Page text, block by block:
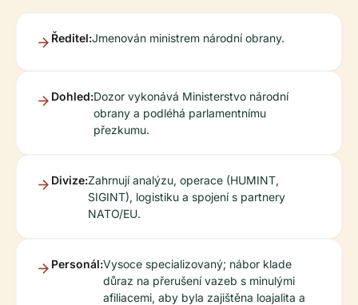
Ředitel:Jmenován ministrem národní obrany.
Dohled:Dozor vykonává Ministerstvo národní
obrany a podléhá parlamentnímu
přezkumu.
Divize:Zahrnují analýzu, operace (HUMINT,
SIGINT), logistiku a spojení s partnery
NATO/EU.
Personál:Vysoce specializovaný; nábor klade
důraz na přerušení vazeb s minulými
afiliacemi, aby byla zajištěna loajalita a